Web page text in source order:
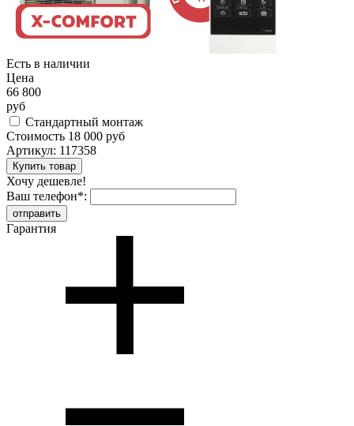
Есть в наличии
Цена
66 800
руб
Стандартный монтаж
Стоимость 18 000 руб
Артикул: 117358
Хочу дешевле!
Ваш телефон*:
Гарантия